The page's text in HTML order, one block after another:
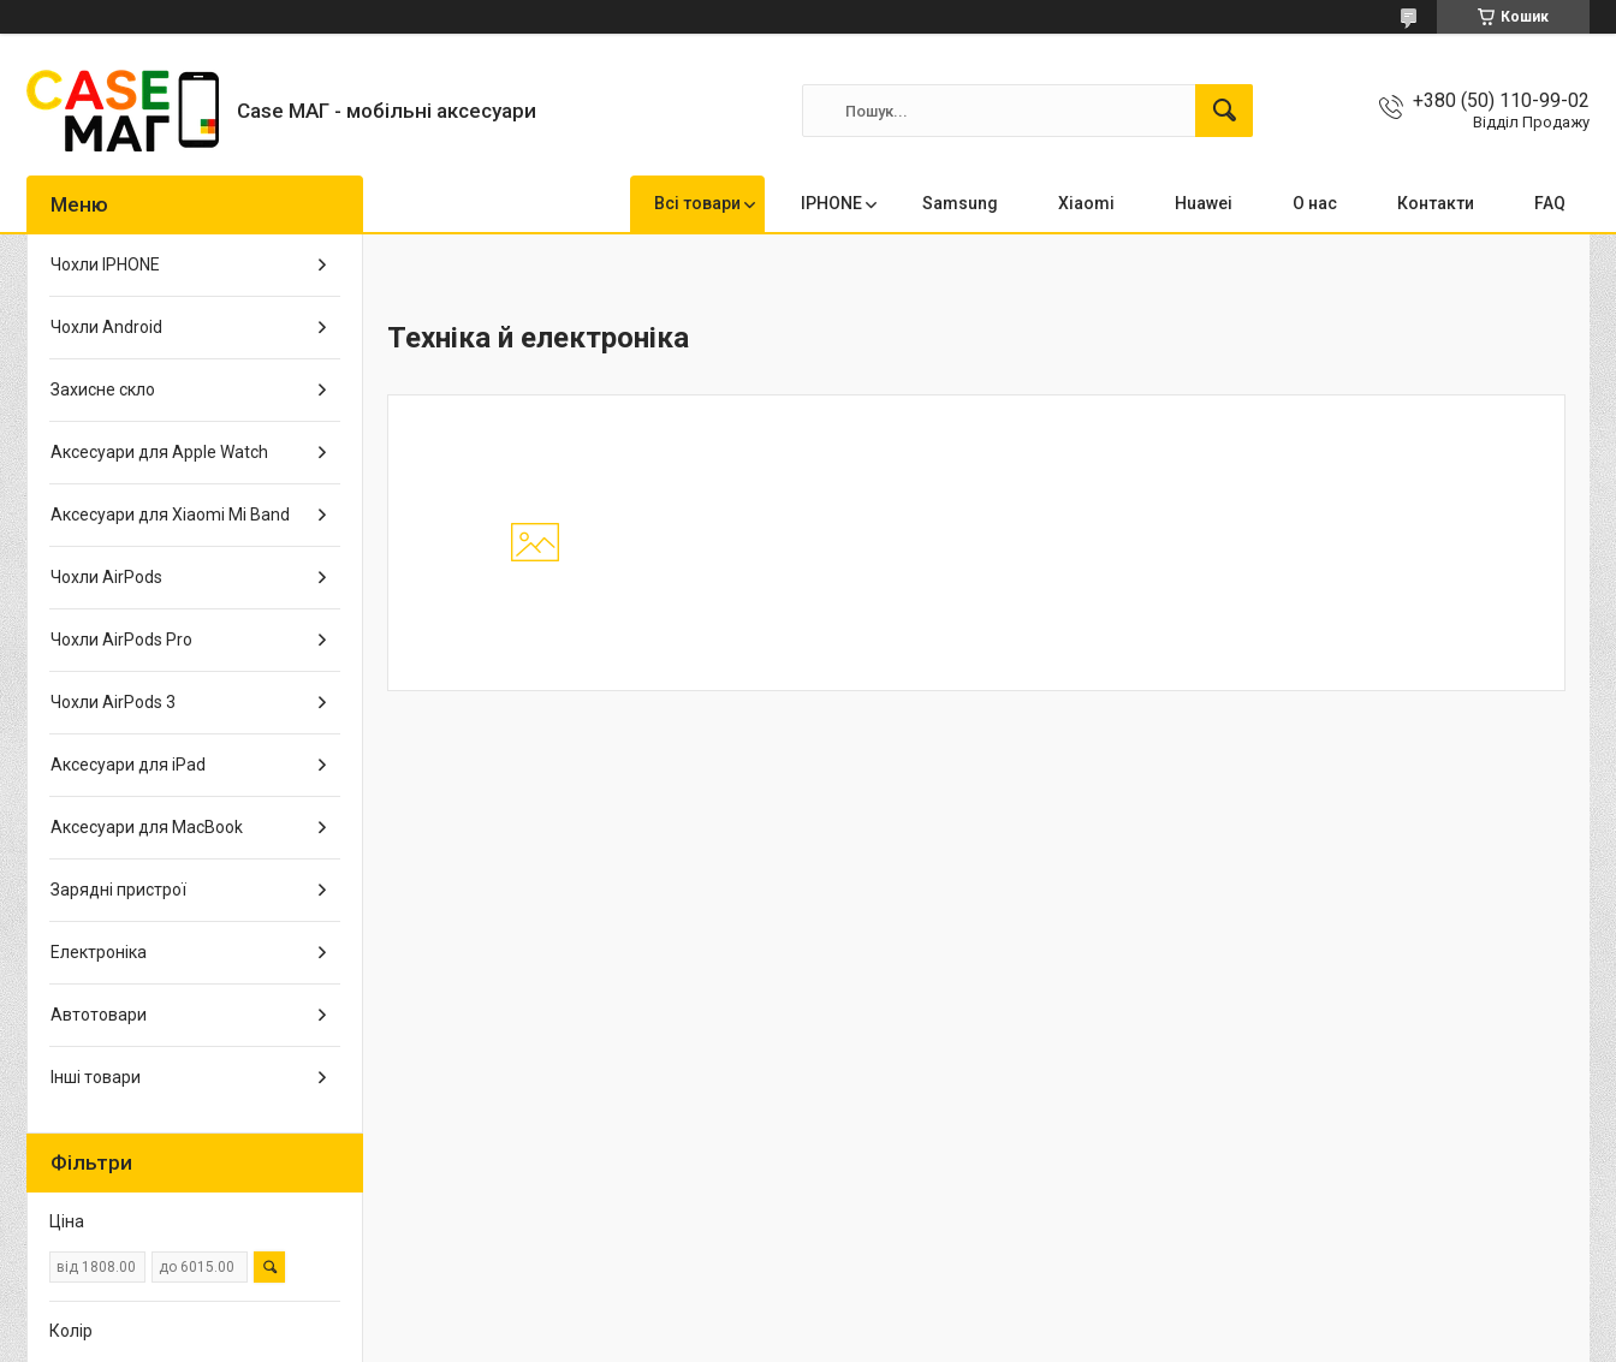
Кошик
Case МАГ - мобільні аксесуари +380 (50) 110-99-02
Відділ Продажу
Всі товари IPHONE Samsung Xiaomi Huawei О нас Контакти FAQ
Техніка й електроніка
Чохли IPHONE
Чохли Android
Захисне скло
Аксесуари для Apple Watch
Аксесуари для Xiaomi Mi Band
Чохли AirPods
Чохли AirPods Pro
Чохли AirPods 3
Аксесуари для iPad
Аксесуари для MacBook
Зарядні пристрої
Електроніка
Автотовари
Інші товари
Фільтри
Ціна
Колір